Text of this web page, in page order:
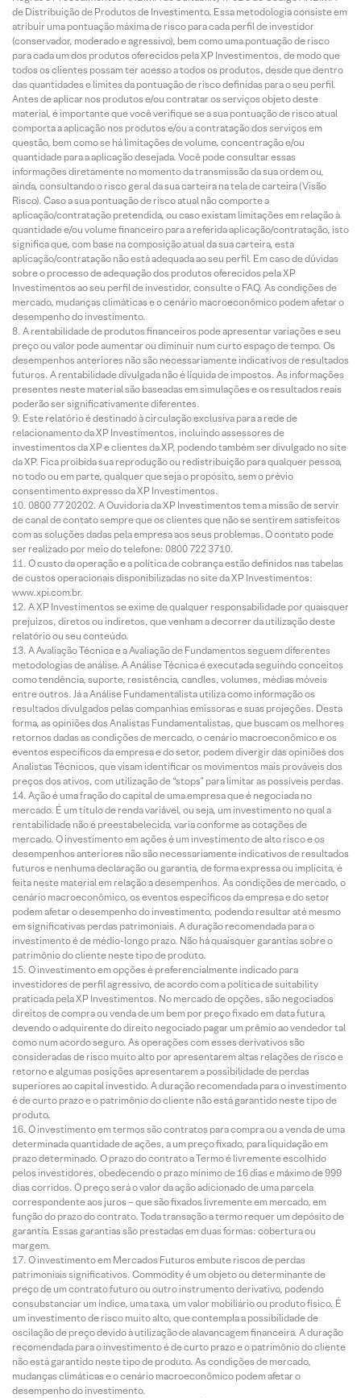
de Distribuição de Produtos de Investimento. Essa metodologia consiste em
atribuir uma pontuação máxima de risco para cada perfil de investidor
(conservador, moderado e agressivo), bem como uma pontuação de risco
para cada um dos produtos oferecidos pela XP Investimentos, de modo que
todos os clientes possam ter acesso a todos os produtos, desde que dentro
das quantidades e limites da pontuação de risco definidas para o seu perfil.
Antes de aplicar nos produtos e/ou contratar os serviços objeto deste
material, é importante que você verifique se a sua pontuação de risco atual
comporta a aplicação nos produtos e/ou a contratação dos serviços em
questão, bem como se há limitações de volume, concentração e/ou
quantidade para a aplicação desejada. Você pode consultar essas
informações diretamente no momento da transmissão da sua ordem ou,
ainda, consultando o risco geral da sua carteira na tela de carteira (Visão
Risco). Caso a sua pontuação de risco atual não comporte a
aplicação/contratação pretendida, ou caso existam limitações em relação à
quantidade e/ou volume financeiro para a referida aplicação/contratação, isto
significa que, com base na composição atual da sua carteira, esta
aplicação/contratação não está adequada ao seu perfil. Em caso de dúvidas
sobre o processo de adequação dos produtos oferecidos pela XP
Investimentos ao seu perfil de investidor, consulte o FAQ. As condições de
mercado, mudanças climáticas e o cenário macroeconômico podem afetar o
desempenho do investimento.
A rentabilidade de produtos financeiros pode apresentar variações e seu
preço ou valor pode aumentar ou diminuir num curto espaço de tempo. Os
desempenhos anteriores não são necessariamente indicativos de resultados
futuros. A rentabilidade divulgada não é líquida de impostos. As informações
presentes neste material são baseadas em simulações e os resultados reais
poderão ser significativamente diferentes.
Este relatório é destinado à circulação exclusiva para a rede de
relacionamento da XP Investimentos, incluindo assessores de
investimentos da XP e clientes da XP, podendo também ser divulgado no site
da XP. Fica proibida sua reprodução ou redistribuição para qualquer pessoa,
no todo ou em parte, qualquer que seja o propósito, sem o prévio
consentimento expresso da XP Investimentos.
0800 77 20202. A Ouvidoria da XP Investimentos tem a missão de servir
de canal de contato sempre que os clientes que não se sentirem satisfeitos
com as soluções dadas pela empresa aos seus problemas. O contato pode
ser realizado por meio do telefone: 0800 722 3710.
O custo da operação e a política de cobrança estão definidos nas tabelas
de custos operacionais disponibilizadas no site da XP Investimentos:
www.xpi.com.br.
A XP Investimentos se exime de qualquer responsabilidade por quaisquer
prejuízos, diretos ou indiretos, que venham a decorrer da utilização deste
relatório ou seu conteúdo.
A Avaliação Técnica e a Avaliação de Fundamentos seguem diferentes
metodologias de análise. A Análise Técnica é executada seguindo conceitos
como tendência, suporte, resistência, candles, volumes, médias móveis
entre outros. Já a Análise Fundamentalista utiliza como informação os
resultados divulgados pelas companhias emissoras e suas projeções. Desta
forma, as opiniões dos Analistas Fundamentalistas, que buscam os melhores
retornos dadas as condições de mercado, o cenário macroeconômico e os
eventos específicos da empresa e do setor, podem divergir das opiniões dos
Analistas Técnicos, que visam identificar os movimentos mais prováveis dos
preços dos ativos, com utilização de “stops” para limitar as possíveis perdas.
Ação é uma fração do capital de uma empresa que é negociada no
mercado. É um título de renda variável, ou seja, um investimento no qual a
rentabilidade não é preestabelecida, varia conforme as cotações de
mercado. O investimento em ações é um investimento de alto risco e os
desempenhos anteriores não são necessariamente indicativos de resultados
futuros e nenhuma declaração ou garantia, de forma expressa ou implícita, é
feita neste material em relação a desempenhos. As condições de mercado, o
cenário macroeconômico, os eventos específicos da empresa e do setor
podem afetar o desempenho do investimento, podendo resultar até mesmo
em significativas perdas patrimoniais. A duração recomendada para o
investimento é de médio-longo prazo. Não há quaisquer garantias sobre o
patrimônio do cliente neste tipo de produto.
O investimento em opções é preferencialmente indicado para
investidores de perfil agressivo, de acordo com a política de suitability
praticada pela XP Investimentos. No mercado de opções, são negociados
direitos de compra ou venda de um bem por preço fixado em data futura,
devendo o adquirente do direito negociado pagar um prêmio ao vendedor tal
como num acordo seguro. As operações com esses derivativos são
consideradas de risco muito alto por apresentarem altas relações de risco e
retorno e algumas posições apresentarem a possibilidade de perdas
superiores ao capital investido. A duração recomendada para o investimento
é de curto prazo e o patrimônio do cliente não está garantido neste tipo de
produto.
O investimento em termos são contratos para compra ou a venda de uma
determinada quantidade de ações, a um preço fixado, para liquidação em
prazo determinado. O prazo do contrato a Termo é livremente escolhido
pelos investidores, obedecendo o prazo mínimo de 16 dias e máximo de 999
dias corridos. O preço será o valor da ação adicionado de uma parcela
correspondente aos juros – que são fixados livremente em mercado, em
função do prazo do contrato. Toda transação a termo requer um depósito de
garantia. Essas garantias são prestadas em duas formas: cobertura ou
margem.
O investimento em Mercados Futuros embute riscos de perdas
patrimoniais significativos. Commodity é um objeto ou determinante de
preço de um contrato futuro ou outro instrumento derivativo, podendo
consubstanciar um índice, uma taxa, um valor mobiliário ou produto físico. É
um investimento de risco muito alto, que contempla a possibilidade de
oscilação de preço devido à utilização de alavancagem financeira. A duração
recomendada para o investimento é de curto prazo e o patrimônio do cliente
não está garantido neste tipo de produto. As condições de mercado,
mudanças climáticas e o cenário macroeconômico podem afetar o
desempenho do investimento.